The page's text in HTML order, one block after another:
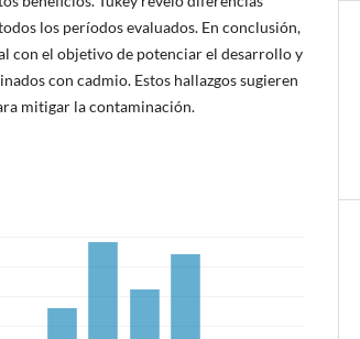
los períodos evaluados. En conclusión,
con el objetivo de potenciar el desarrollo y
con cadmio. Estos hallazgos sugieren
mitigar la contaminación.